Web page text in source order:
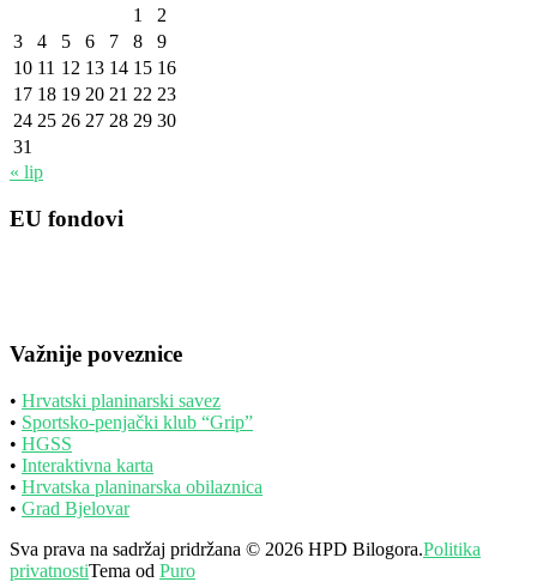
1
2
3
4 5 6 7 8
9
10 11 12 13 14 15 16
17 18 19 20 21 22 23
24 25 26 27 28 29 30
31
« lip
EU fondovi
Važnije poveznice
• Hrvatski planinarski savez
• Sportsko-penjački klub “Grip”
• HGSS
• Interaktivna karta
• Hrvatska planinarska obilaznica
• Grad Bjelovar
Sva prava na sadržaj pridržana © 2026 HPD Bilogora.Politika
privatnostiTema od Puro